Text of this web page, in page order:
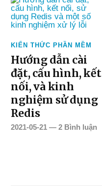
KIẾN THỨC PHẦN MỀM
Hướng dẫn cài
đặt, cấu hình, kết
nối, và kinh
nghiệm sử dụng
Redis
2021-05-21 —2 Bình luận